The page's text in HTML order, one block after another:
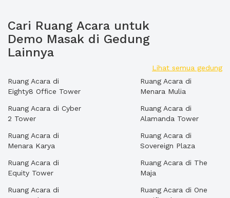
Cari Ruang Acara untuk
Demo Masak di Gedung
Lainnya
Lihat semua gedung
Ruang Acara di
Eighty8 Office Tower
Ruang Acara di Cyber
2 Tower
Ruang Acara di
Menara Karya
Ruang Acara di
Equity Tower
Ruang Acara di
Ruang Acara di
Menara Mulia
Ruang Acara di
Alamanda Tower
Ruang Acara di
Sovereign Plaza
Ruang Acara di The
Maja
Ruang Acara di One